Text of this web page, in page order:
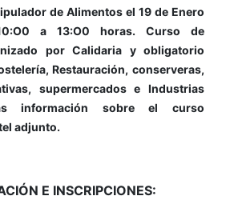
de Alimentos el 19 de Enero
a 13:O0 horas. Curso de
por Calidaria y obligatorio
Restauración, conserveras,
supermercados e Industrias
información sobre el curso
adjunto.
E INSCRIPCIONES: